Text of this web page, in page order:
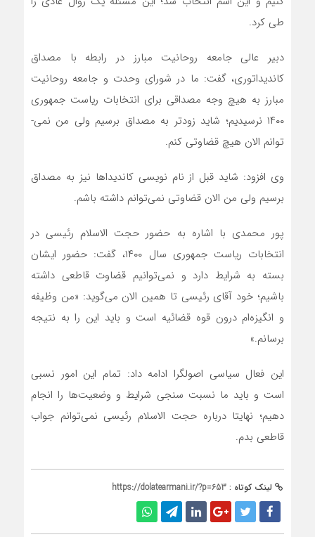
طی کرد.
دبیر عالی جامعه روحانیت مبارز در رابطه با مصداق
کاندیداتوری، گفت: ما در شورای وحدت و جامعه روحانیت
مبارز به هیچ وجه مصداقی برای انتخابات ریاست جمهوری
۱۴۰۰ نرسیدیم؛ شاید زودتر به مصداق برسیم ولی من نمی‌­
توانم الان هیچ قضاوتی کنم.
وی افزود: شاید قبل از نام نویسی کاندیداها نیز به مصداق
برسیم ولی من الان قضاوتی نمی‌­توانم داشته باشم.
پور محمدی با اشاره به حضور حجت الاسلام رئیسی در
انتخابات ریاست جمهوری سال ۱۴۰۰، گفت: حضور ایشان
بسته به شرایط دارد و نمی­‌توانیم قضاوت قاطعی داشته
باشیم؛ خود آقای رئیسی تا همین الان می­‌گوید: «من وظیفه
و انگیزه­‌ام درون قوه قضائیه است و باید این را به نتیجه
برسانم.»
این فعال سیاسی اصولگرا ادامه داد: تمام این امور نسبی
است و باید ما نسبت سنجی شرایط و وضعیت‌­ها را انجام
دهیم؛ نهایتا درباره حجت الاسلام رئیسی نمی‌­توانم جواب
قاطعی بدم.
لینک کوتاه : https://dolatearmani.ir/?p=653